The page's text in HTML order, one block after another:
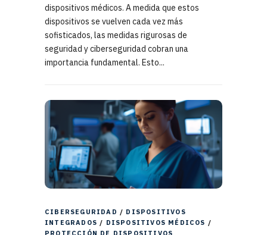
dispositivos médicos. A medida que estos
dispositivos se vuelven cada vez más
sofisticados, las medidas rigurosas de
seguridad y ciberseguridad cobran una
importancia fundamental. Esto...
CIBERSEGURIDAD / DISPOSITIVOS
INTEGRADOS / DISPOSITIVOS MÉDICOS /
PROTECCIÓN DE DISPOSITIVOS